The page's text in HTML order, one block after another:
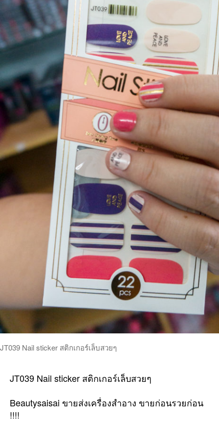
JT039 Nail sticker สติกเกอร์เล็บสวยๆ
JT039 Nail sticker สติกเกอร์เล็บสวยๆ
Beautysaisai ขายส่งเครื่องสำอาง ขายก่อนรวยก่อน
!!!!